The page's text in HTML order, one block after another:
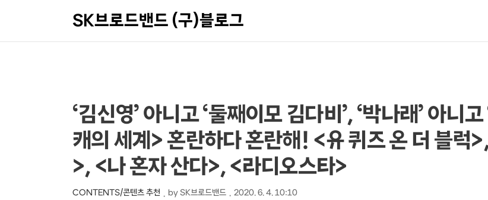
SK브로드밴드 (구)블로그
상
세
컨
텐
본
제
‘김신영’ 아니고 ‘둘째이모 김다비’, ‘박나래’ 아니
캐의 세계> 혼란하다 혼란해! <유 퀴즈 온 더 블럭
>, <나 혼자 산다>, <라디오스타>
CONTENTS/콘텐츠 추천 by SK브로드밴드 2020. 6. 4. 10:10